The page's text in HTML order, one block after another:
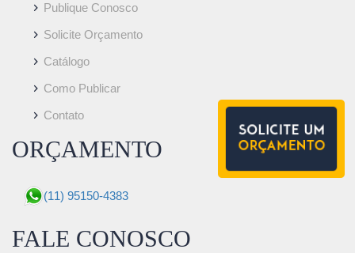
Publique Conosco
Solicite Orçamento
Catálogo
Como Publicar
Contato
ORÇAMENTO
(11) 95150-4383
FALE CONOSCO